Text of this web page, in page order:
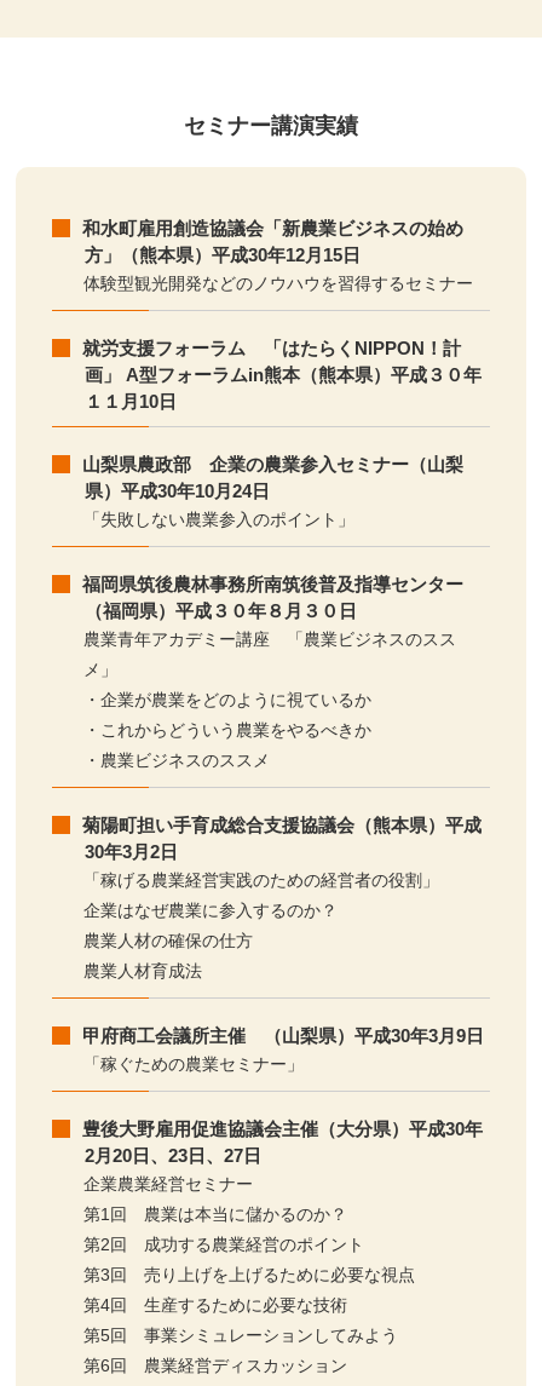
セミナー講演実績
和水町雇用創造協議会「新農業ビジネスの始め
方」（熊本県）平成30年12月15日
体験型観光開発などのノウハウを習得するセミナー
就労支援フォーラム 「はたらくNIPPON！計
画」 A型フォーラムin熊本（熊本県）平成３０年
１１月10日
山梨県農政部 企業の農業参入セミナー（山梨
県）平成30年10月24日
「失敗しない農業参入のポイント」
福岡県筑後農林事務所南筑後普及指導センター
（福岡県）平成３０年８月３０日
農業青年アカデミー講座 「農業ビジネスのスス
メ」
・企業が農業をどのように視ているか
・これからどういう農業をやるべきか
・農業ビジネスのススメ
菊陽町担い手育成総合支援協議会（熊本県）平成
30年3月2日
「稼げる農業経営実践のための経営者の役割」
企業はなぜ農業に参入するのか？
農業人材の確保の仕方
農業人材育成法
甲府商工会議所主催 （山梨県）平成30年3月9日
「稼ぐための農業セミナー」
豊後大野雇用促進協議会主催（大分県）平成30年
2月20日、23日、27日
企業農業経営セミナー
第1回 農業は本当に儲かるのか？
第2回 成功する農業経営のポイント
第3回 売り上げを上げるために必要な視点
第4回 生産するために必要な技術
第5回 事業シミュレーションしてみよう
第6回 農業経営ディスカッション